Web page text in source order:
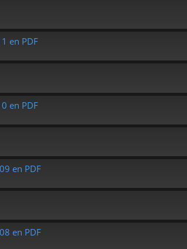
en PDF
en PDF
en PDF
en PDF